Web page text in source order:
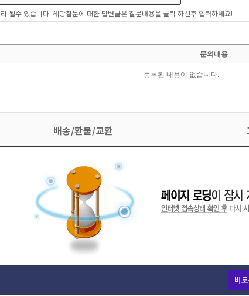
될수 있습니다. 해당질문에 대한 답변글은 질문내용을 클릭 하신후 입력하세요!
배송/환불/교환
바